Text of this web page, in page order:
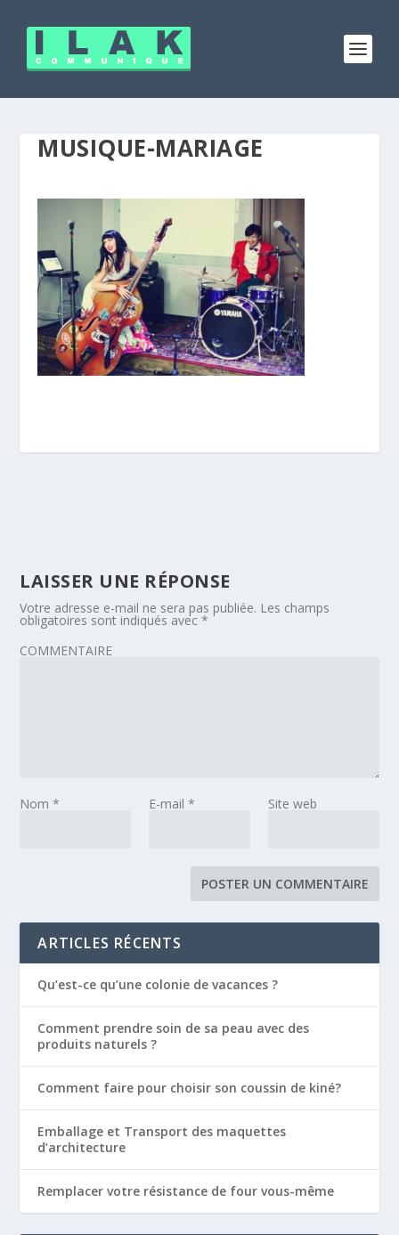
MUSIQUE-MARIAGE
LAISSER UNE RÉPONSE
Votre adresse e-mail ne sera pas publiée. Les champs
obligatoires sont indiqués avec*
COMMENTAIRE
Nom* E-mail * Site web
ARTICLES RÉCENTS
Qu’est-ce qu’une colonie de vacances ?
Comment prendre soin de sa peau avec des
produits naturels ?
Comment faire pour choisir son coussin de kiné?
Emballage et Transport des maquettes
d’architecture
Remplacer votre résistance de four vous-même